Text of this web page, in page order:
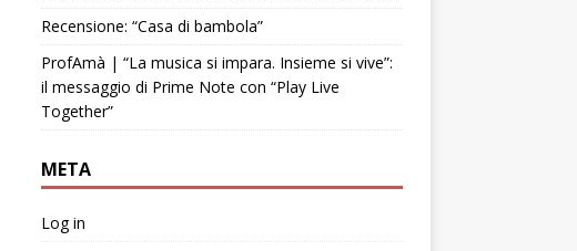
Recensione: “Casa di bambola”
ProfAmà | “La musica si impara. Insieme si vive”:
il messaggio di Prime Note con “Play Live
Together”
META
Log in